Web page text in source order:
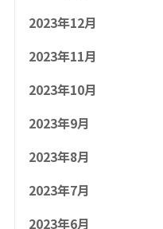
2023年12月
2023年11月
2023年10月
2023年9月
2023年8月
2023年7月
2023年6月